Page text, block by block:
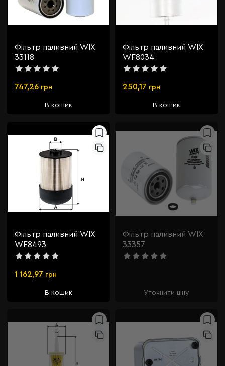
Фільтр паливний WIX
33118
747,26 грн
В кошик
Фільтр паливний WIX
WF8034
250,17 грн
В кошик
Фільтр паливний WIX
WF8493
1 162,97 грн
В кошик
Фільтр паливний WIX
33357
Уточнити ціну